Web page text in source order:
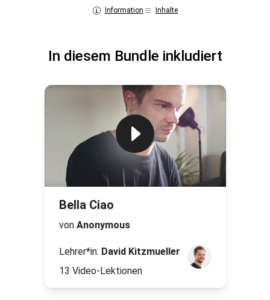
Information Inhalte
In diesem Bundle inkludiert
Bella Ciao
von Anonymous
Lehrer*in: David Kitzmueller
13 Video-Lektionen